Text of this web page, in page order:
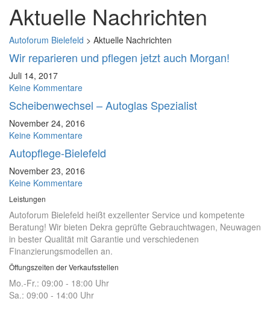
Aktuelle Nachrichten
Autoforum Bielefeld > Aktuelle Nachrichten
Wir reparieren und pflegen jetzt auch Morgan!
Juli 14, 2017
Keine Kommentare
Scheibenwechsel – Autoglas Spezialist
November 24, 2016
Keine Kommentare
Autopflege-Bielefeld
November 23, 2016
Keine Kommentare
Leistungen
Autoforum Bielefeld heißt exzellenter Service und kompetente
Beratung! Wir bieten Dekra geprüfte Gebrauchtwagen, Neuwagen
in bester Qualität mit Garantie und verschiedenen
Finanzierungsmodellen an.
Öffungszeiten der Verkaufsstellen
Mo.-Fr.: 09:00 - 18:00 Uhr
Sa.: 09:00 - 14:00 Uhr